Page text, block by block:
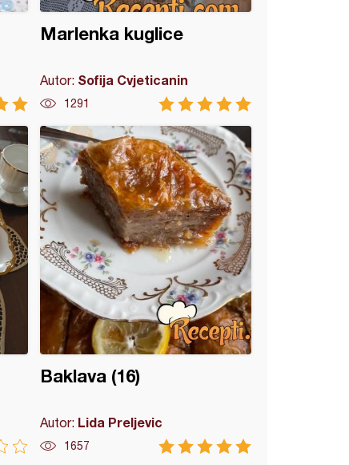
Marlenka kuglice
Autor: Sofija Cvjeticanin
1291
Baklava (16)
Autor: Lida Preljevic
1657